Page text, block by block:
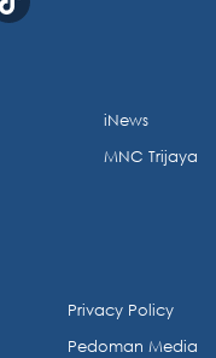
iNews
MNC Trijaya
Privacy Policy
Pedoman Media